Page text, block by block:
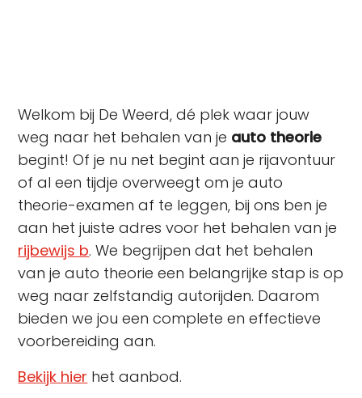
Welkom bij De Weerd, dé plek waar jouw
weg naar het behalen van je auto theorie
begint! Of je nu net begint aan je rijavontuur
of al een tijdje overweegt om je auto
theorie-examen af te leggen, bij ons ben je
aan het juiste adres voor het behalen van je
rijbewijs b. We begrijpen dat het behalen
van je auto theorie een belangrijke stap is op
weg naar zelfstandig autorijden. Daarom
bieden we jou een complete en effectieve
voorbereiding aan.
Bekijk hier het aanbod.